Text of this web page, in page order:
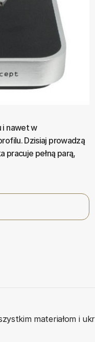
i nawet w
Dzisiaj prowadzą
pracuje pełną parą,
materiałom i